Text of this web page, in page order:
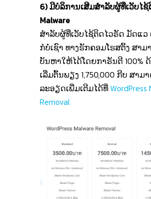
6) ມີບໍລິການເສີມສໍາລັບຜູ້ທີ່ເວັບໄ
Malware
ສໍາລັບຜູ້ທີ່ເວັບໄຊ້ຕິດໄວຣັດ ມັດແວ
ກໍບໍ່ເຊົາ ທາງຮັກຄອມໂຮສຕິ້ງ ສາ
ບັນຫາໃຫ້ໄດ້ໂດຍກາຣັນຕີ 100%
ເລີ່ມຕົ້ນພຽງ 1,750,000 ກີບ ສາມ
ລະອຽດເພີ່ມເຕີມໄດ້ທີ່WordPress
Removal